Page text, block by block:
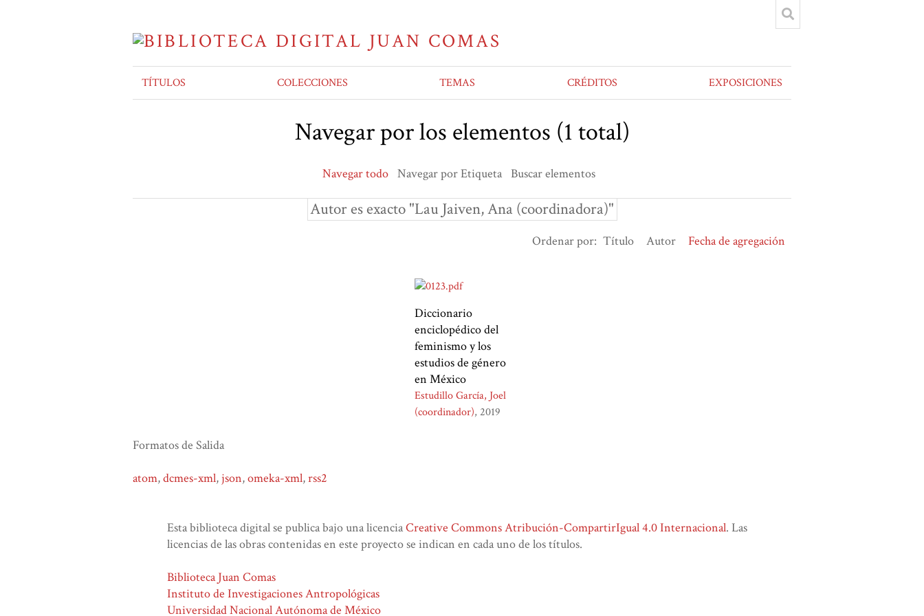
TÍTULOS COLECCIONES TEMAS CRÉDITOS EXPOSICIONES
Navegar por los elementos (1 total)
Navegar todo Navegar por Etiqueta Buscar elementos
Autor es exacto "Lau Jaiven, Ana (coordinadora)"
Ordenar por: Título Autor Fecha de agregación
Diccionario
enciclopédico del
feminismo y los
estudios de género
en México
Estudillo García, Joel
(coordinador) 2019
Formatos de Salida
atom,dcmes-xml, json,omeka-xml,rss2
Esta biblioteca digital se publica bajo una licenciaCreative Commons Atribución-CompartirIgual 4.0 Internacional. Las
licencias de las obras contenidas en este proyecto se indican en cada uno de los títulos.
Biblioteca Juan Comas
Instituto de Investigaciones Antropológicas
Universidad Nacional Autónoma de México